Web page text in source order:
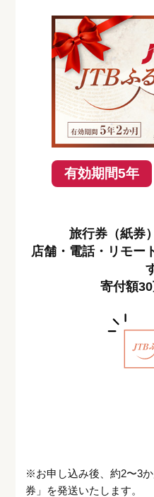
有効期間5年
旅行券（紙券
店舗・電話・リモー
寄付額30
※お申し込み後、約2〜3
券」を発送いたします。